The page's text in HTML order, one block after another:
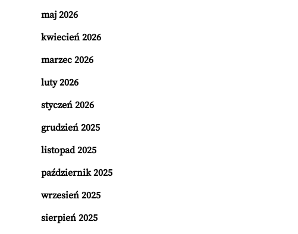
maj 2026
kwiecień 2026
marzec 2026
luty 2026
styczeń 2026
grudzień 2025
listopad 2025
październik 2025
wrzesień 2025
sierpień 2025